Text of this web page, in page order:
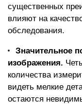
существенных
влияют на
обследования.
Значительное
изображения.
количества
видеть мелкие
остаются